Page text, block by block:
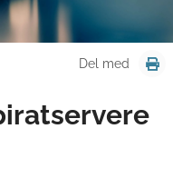
Del med